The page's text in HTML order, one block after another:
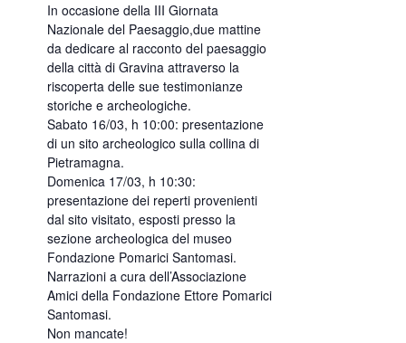
In occasione della III Giornata
Nazionale del Paesaggio,due mattine
da dedicare al racconto del paesaggio
della città di Gravina attraverso la
riscoperta delle sue testimonianze
storiche e archeologiche.
Sabato 16/03, h 10:00: presentazione
di un sito archeologico sulla collina di
Pietramagna.
Domenica 17/03, h 10:30:
presentazione dei reperti provenienti
dal sito visitato, esposti presso la
sezione archeologica del museo
Fondazione Pomarici Santomasi.
Narrazioni a cura dell’Associazione
Amici della Fondazione Ettore Pomarici
Santomasi.
Non mancate!